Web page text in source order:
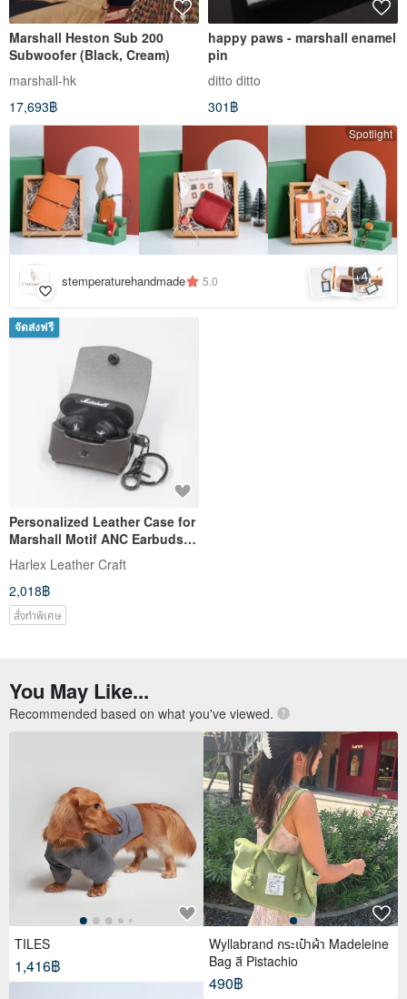
Marshall Heston Sub 200
Subwoofer (Black, Cream)
marshall-hk
17,693฿
happy paws - marshall enamel
pin
ditto ditto
301฿
Spotlight
stemperaturehandmade 5.0 +4
จัดส่งฟรี
Personalized Leather Case for
Marshall Motif ANC Earbuds
with Engraving Option
Harlex Leather Craft
2,018฿
สั่งทำพิเศษ
You May Like...
Recommended based on what you've viewed.
TILES
1,416฿
Wyllabrand กระเป๋าผ้า Madeleine
Bag สี Pistachio
490฿